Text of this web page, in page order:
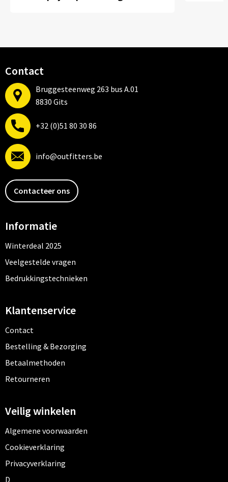
Contact
Bruggesteenweg 263 bus A.01
8830 Gits
+32 (0)51 80 30 86
info@outfitters.be
Contacteer ons
Informatie
Winterdeal 2025
Veelgestelde vragen
Bedrukkingstechnieken
Klantenservice
Contact
Bestelling & Bezorging
Betaalmethoden
Retourneren
Veilig winkelen
Algemene voorwaarden
Cookieverklaring
Privacyverklaring
Disclaimer